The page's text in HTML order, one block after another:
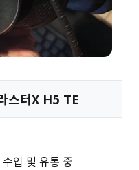
스터X H5 TE
입 및 유통 중